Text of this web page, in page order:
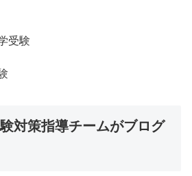
受験
対策指導チームがブログ